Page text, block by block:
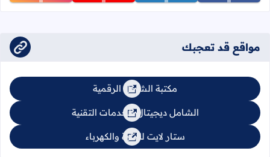
مواقع قد تعجبك
مكتبة الشامل الرقمية
الشامل ديجيتال للخدمات التقنية
ستار لايت للإنارة والكهرباء